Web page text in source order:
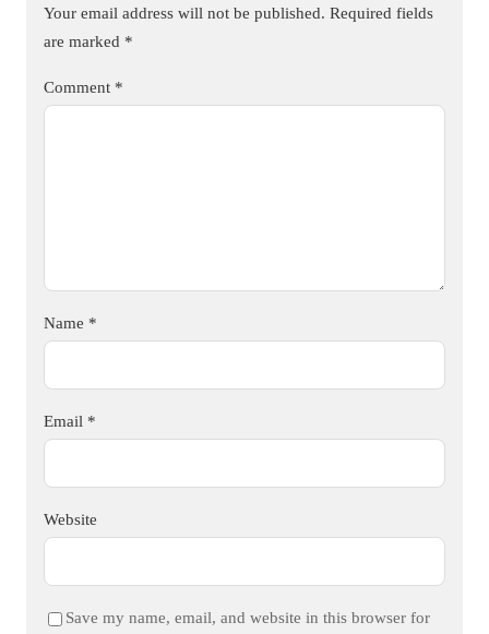
Your email address will not be published. Required fields
are marked *
Comment *
Name *
Email *
Website
Save my name, email, and website in this browser for